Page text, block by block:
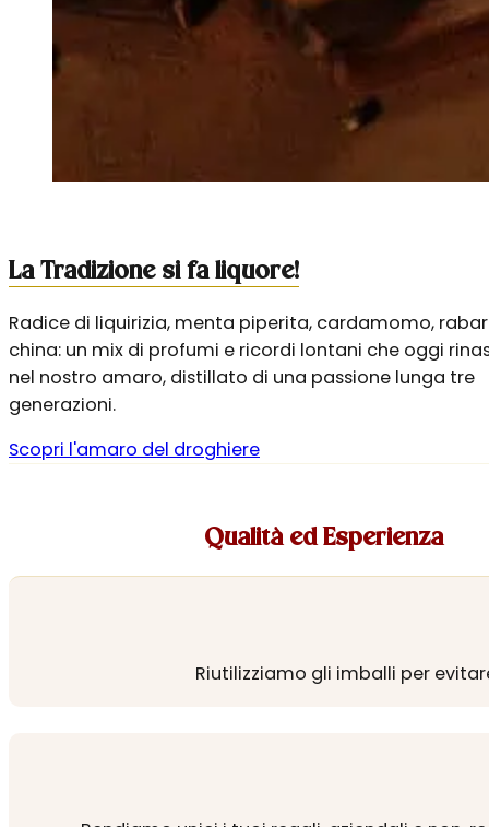
La Tradizione si fa liquore!
Radice di liquirizia, menta piperita, cardamomo,
china: un mix di profumi e ricordi lontani che oggi
nel nostro amaro, distillato di una passione lunga tre
generazioni.
Scopri l'amaro del droghiere
Qualità ed Esperienza
Riutilizziamo gli imballi per